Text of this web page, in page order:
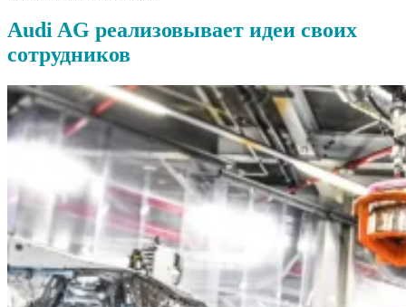
Audi AG реализовывает идеи своих
сотрудников